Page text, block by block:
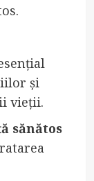
și
vieții.
sănătos